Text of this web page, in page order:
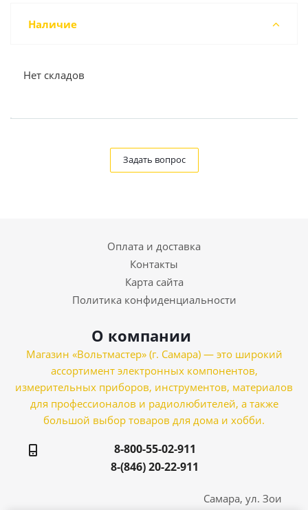
Наличие
Нет складов
Задать вопрос
Оплата и доставка
Контакты
Карта сайта
Политика конфиденциальности
О компании
Магазин «Вольтмастер» (г. Самара) — это широкий
ассортимент электронных компонентов,
измерительных приборов, инструментов, материалов
для профессионалов и радиолюбителей, а также
большой выбор товаров для дома и хобби.
8-800-55-02-911
8-(846) 20-22-911
Самара, ул. Зои